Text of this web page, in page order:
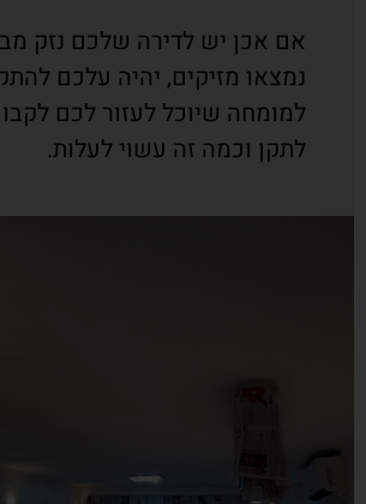
אם אכן יש לדירה שלכם נזק
נמצאו מזיקים, יהיה עלכם
למומחה שיוכל לעזור לכם
לתקן וכמה זה עשוי לעלות.